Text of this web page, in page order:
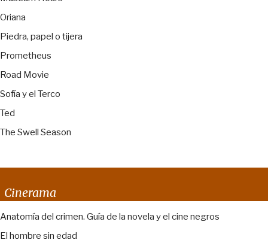
Oriana
Piedra, papel o tijera
Prometheus
Road Movie
Sofía y el Terco
Ted
The Swell Season
Cinerama
Anatomía del crimen. Guía de la novela y el cine negros
El hombre sin edad